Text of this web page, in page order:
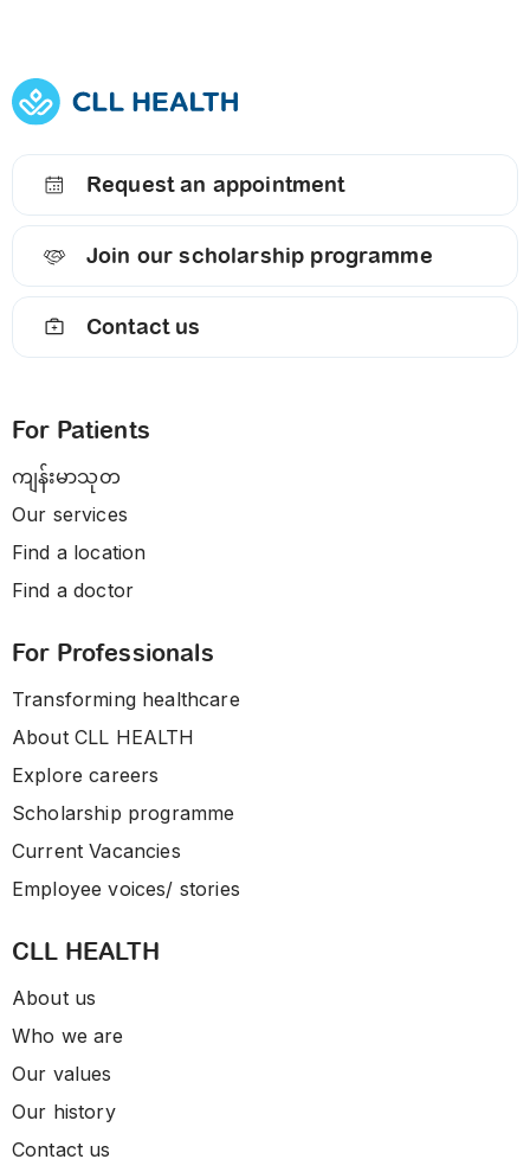
Request an appointment
Join our scholarship programme
Contact us
For Patients
ကျန်းမာသုတ
Our services
Find a location
Find a doctor
For Professionals
Transforming healthcare
About CLL HEALTH
Explore careers
Scholarship programme
Current Vacancies
Employee voices/ stories
CLL HEALTH
About us
Who we are
Our values
Our history
Contact us